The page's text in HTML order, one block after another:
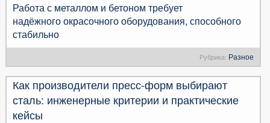
Работа с металлом и бетоном требует
надёжного окрасочного оборудования, способного
стабильно
Рубрика: Разное
Как производители пресс-форм выбирают
сталь: инженерные критерии и практические
кейсы